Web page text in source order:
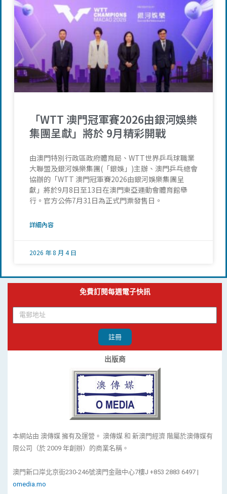
「WTT 澳門冠軍賽2026由銀河娛樂
集團呈獻」將於 9月精彩開戰
由澳門特別行政區政府體育局、WTT世界乒乓球職業
大聯盟及銀河娛樂集團(「銀娛」)主辦、澳門乒乓總會
協辦的「WTT 澳門冠軍賽2026由銀河娛樂集團呈
獻」將於9月8日至13日在澳門東亞運動會體育館舉
行。官方公佈7月31日為正式門票發售日。
詳細內容
2026 年 8 月 4 日
免費訂閱每週電子快訊
註冊
出版商
本網站由 澳傳媒 擁有及運營。 澳傳媒 和 新澳門經濟 階屬於澳傳媒有
限公司（於 2009 年創辦）的商業名稱。
澳門新口岸北京街230-246號澳門金融中心7樓J +853 2883 6497 |
omedia.mo